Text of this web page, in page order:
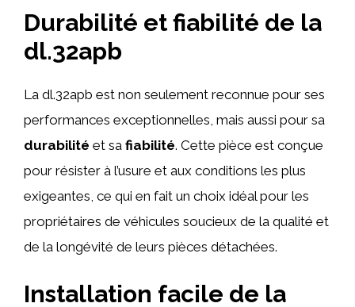
Durabilité et fiabilité de la
dl.32apb
La dl.32apb est non seulement reconnue pour ses
performances exceptionnelles, mais aussi pour sa
durabilité et sa fiabilité. Cette pièce est conçue
pour résister à l’usure et aux conditions les plus
exigeantes, ce qui en fait un choix idéal pour les
propriétaires de véhicules soucieux de la qualité et
de la longévité de leurs pièces détachées.
Installation facile de la